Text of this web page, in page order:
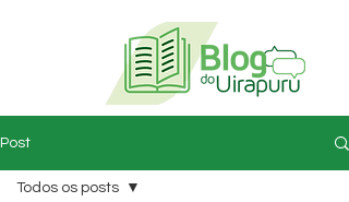
Post
Todos os posts